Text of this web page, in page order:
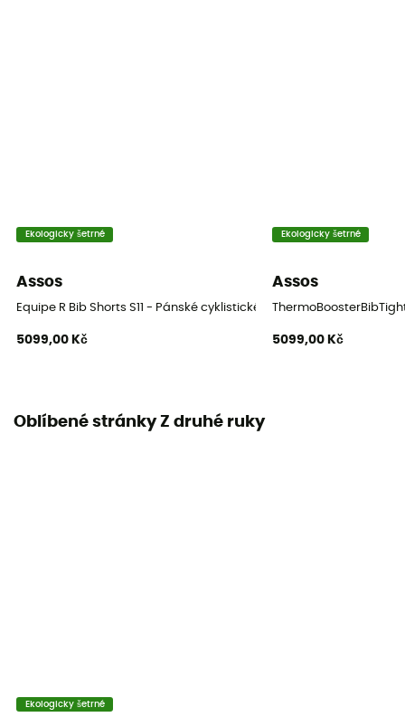
Ekologicky šetrné
Assos
Equipe R Bib Shorts S11 - Pánské cyklistické kraťasy
5099,00 Kč
Ekologicky šetrné
Assos
5099,00 Kč
Oblíbené stránky Z druhé ruky
Ekologicky šetrné